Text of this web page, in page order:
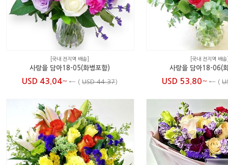
[국내 전지역 배송]
사랑을 담아18-05(화병포함)
USD 43.04~ ← (USD 44.37)
[국내 전지역 배
사랑을 담아18-06(
USD 53.80~ ← (